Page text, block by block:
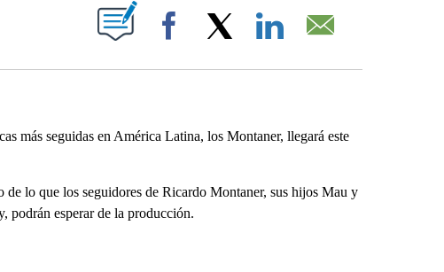
ABOUT NEW PAGES ON "".
Facebook
más seguidas en América Latina, los Montaner, llegará este
de lo que los seguidores de Ricardo Montaner, sus hijos Mau y
esperar de la producción.